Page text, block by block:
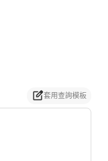
套用查詢模板